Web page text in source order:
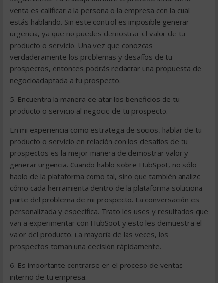
venta es calificar a la persona o la empresa con la cual
estás hablando. Sin este control es imposible generar
urgencia, ya que no puedes demostrar el valor de tu
producto o servicio. Una vez que conozcas
verdaderamente los problemas y desafíos de tu
prospectos, entonces podrás redactar una propuesta de
negocioadaptada a tu prospecto.
5. Encuentra la manera de atar los beneficios de tu
producto o servicio al negocio de tu prospecto.
En mi experiencia como estratega de socios, hablar de tu
producto o servicio en relación con los desafíos de tu
prospectos es la mejor manera de demostrar valor y
generar urgencia. Cuando hablo sobre HubSpot, no sólo
hablo de la plataforma como tal, sino que también analizo
cómo cada herramienta dentro de la plataforma soluciona
parte del problema de mi prospecto. La conversación es
personalizada y específica. Trato los usos y resultados que
van a experimentar con HubSpot y esto les demuestra el
valor del producto. La mayoría de las veces, los
prospectos toman una decisión rápidamente.
6. Es importante centrarse en el proceso de ventas
interno de tu empresa.